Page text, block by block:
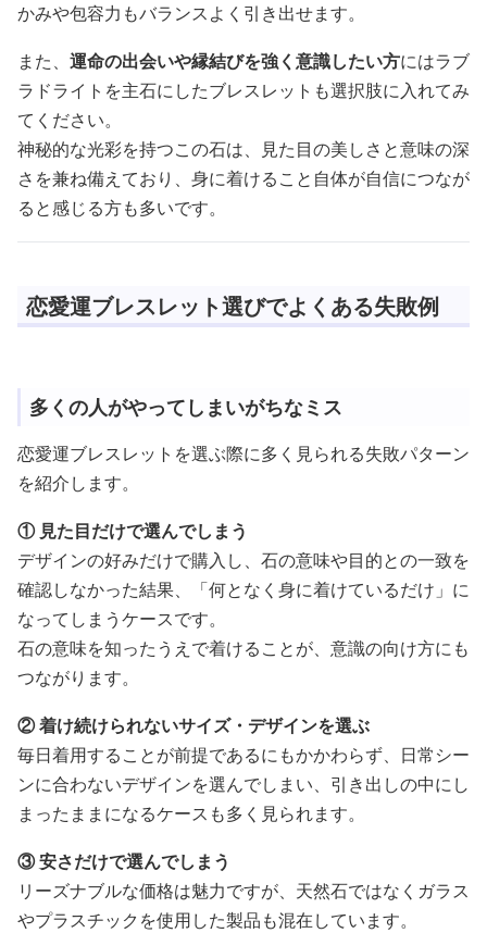
かみや包容力もバランスよく引き出せます。
また、 運命の出会いや縁結びを強く意識したい方にはラブ
ラドライトを主石にしたブレスレットも選択肢に入れてみ
てください。
神秘的な光彩を持つこの石は、見た目の美しさと意味の深
さを兼ね備えており、身に着けること自体が自信につなが
ると感じる方も多いです。
恋愛運ブレスレット選びでよくある失敗例
多くの人がやってしまいがちなミス
恋愛運ブレスレットを選ぶ際に多く見られる失敗パターン
を紹介します。
① 見た目だけで選んでしまう
デザインの好みだけで購入し、石の意味や目的との一致を
確認しなかった結果、「何となく身に着けているだけ」に
なってしまうケースです。
石の意味を知ったうえで着けることが、意識の向け方にも
つながります。
② 着け続けられないサイズ・デザインを選ぶ
毎日着用することが前提であるにもかかわらず、日常シー
ンに合わないデザインを選んでしまい、引き出しの中にし
まったままになるケースも多く見られます。
③ 安さだけで選んでしまう
リーズナブルな価格は魅力ですが、天然石ではなくガラス
やプラスチックを使用した製品も混在しています。